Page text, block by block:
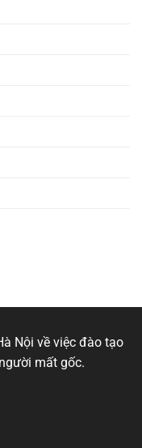
Nội về việc đào tạo
mất gốc.